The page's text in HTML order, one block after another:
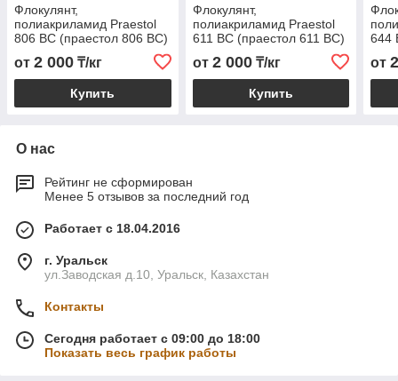
Флокулянт,
полиакриламид Praestol
806 BC (праестол 806 BС)
от 2 000 ₸/кг
Купить
Флокулянт,
полиакриламид Praestol
611 BC (праестол 611 BС)
от 2 000₸/кг
Купить
644
от
О нас
Рейтинг не сформирован
Менее 5 отзывов за последний год
Работает с 18.04.2016
г. Уральск
ул.Заводская д.10, Уральск, Казахстан
Контакты
Сегодня работает с 09:00 до 18:00
Показать весь график работы